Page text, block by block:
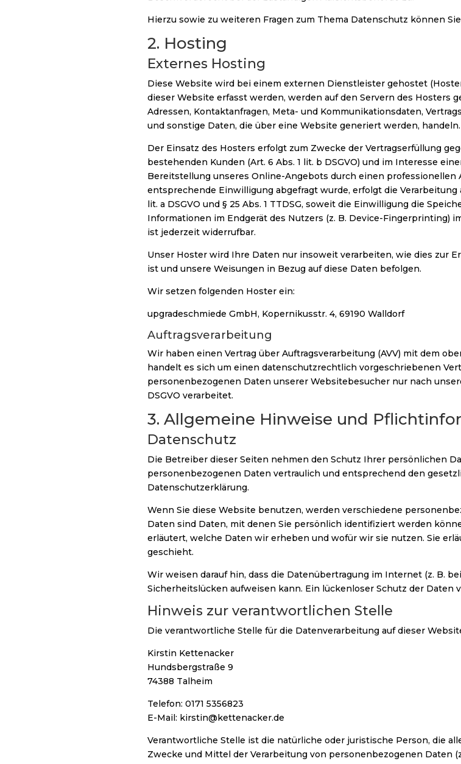
Hierzu sowie zu weiteren Fragen zum Thema Datenschutz können
2. Hosting
Externes Hosting
Diese Website wird bei einem externen Dienstleister gehostet
dieser Website erfasst werden, werden auf den Servern des Hosters
Adressen, Kontaktanfragen, Meta- und Kommunikationsdaten,
und sonstige Daten, die über eine Website generiert werden, handeln.
Der Einsatz des Hosters erfolgt zum Zwecke der Vertragserfüllung
bestehenden Kunden (Art. 6 Abs. 1 lit. b DSGVO) und im Interesse
Bereitstellung unseres Online-Angebots durch einen professionellen
entsprechende Einwilligung abgefragt wurde, erfolgt die Verarbeitung
lit. a DSGVO und § 25 Abs. 1 TTDSG, soweit die Einwilligung die
Informationen im Endgerät des Nutzers (z. B. Device-Fingerprinting)
ist jederzeit widerrufbar.
Unser Hoster wird Ihre Daten nur insoweit verarbeiten, wie dies zur
ist und unsere Weisungen in Bezug auf diese Daten befolgen.
Wir setzen folgenden Hoster ein:
upgradeschmiede GmbH, Kopernikusstr. 4, 69190 Walldorf
Auftragsverarbeitung
Wir haben einen Vertrag über Auftragsverarbeitung (AVV) mit dem
handelt es sich um einen datenschutzrechtlich vorgeschriebenen
personenbezogenen Daten unserer Websitebesucher nur nach
DSGVO verarbeitet.
3. Allgemeine Hinweise und
Datenschutz
Die Betreiber dieser Seiten nehmen den Schutz Ihrer persönlichen
personenbezogenen Daten vertraulich und entsprechend den
Datenschutzerklärung.
Wenn Sie diese Website benutzen, werden verschiedene
Daten sind Daten, mit denen Sie persönlich identifiziert werden
erläutert, welche Daten wir erheben und wofür wir sie nutzen. Sie
geschieht.
Wir weisen darauf hin, dass die Datenübertragung im Internet (z. B.
Sicherheitslücken aufweisen kann. Ein lückenloser Schutz der
Hinweis zur verantwortlichen Stelle
Die verantwortliche Stelle für die Datenverarbeitung auf dieser
Kirstin Kettenacker
Hundsbergstraße 9
74388 Talheim
Telefon: 0171 5356823
E-Mail: kirstin@kettenacker.de
Verantwortliche Stelle ist die natürliche oder juristische Person, die
Zwecke und Mittel der Verarbeitung von personenbezogenen Daten